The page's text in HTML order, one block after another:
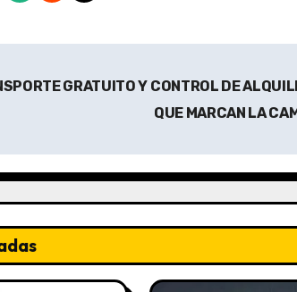
GRATUITO Y CONTROL DE
QUE MARCAN LA